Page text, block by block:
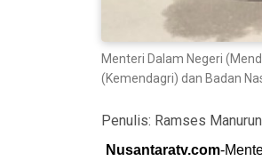
Menteri Dalam Negeri
(Kemendagri) dan Badan
Penulis: Ramses
Nusantaratv.com-